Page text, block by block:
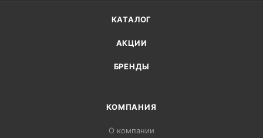
КАТАЛОГ
АКЦИИ
БРЕНДЫ
КОМПАНИЯ
О компании